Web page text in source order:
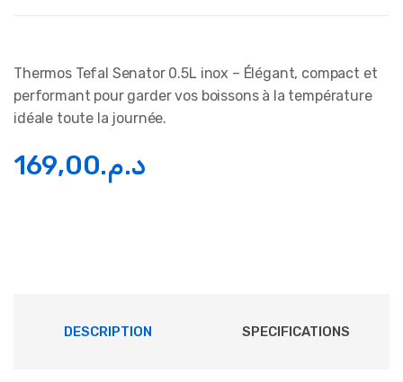
Thermos Tefal Senator 0.5L inox – Élégant, compact et
performant pour garder vos boissons à la température
idéale toute la journée.
د.م.169,00
DESCRIPTION SPECIFICATIONS